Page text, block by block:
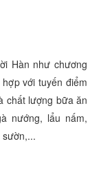
Hàn như chương
với tuyến điểm
chất lượng bữa ăn
nướng, lẩu nấm,